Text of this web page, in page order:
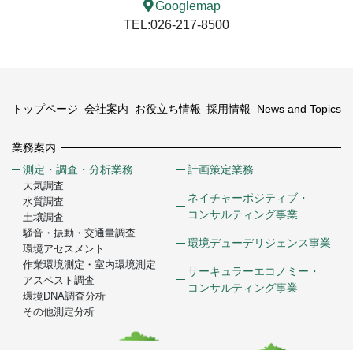
Googlemap
TEL:026-217-8500
トップページ 会社案内 お役立ち情報 採用情報 News and Topics
業務案内
測定・調査・分析業務
大気調査
水質調査
土壌調査
騒音・振動・交通量調査
環境アセスメント
作業環境測定・室内環境測定
アスベスト調査
環境DNA調査分析
その他測定分析
計画策定業務
ネイチャーポジティブ・
コンサルティング事業
環境デューデリジェンス事業
サーキュラーエコノミー・
コンサルティング事業